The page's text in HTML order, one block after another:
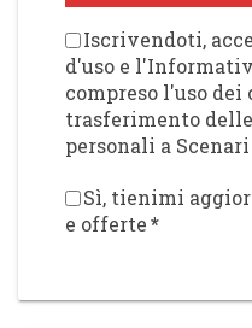
Iscrivendoti,
d'uso e
compreso l'uso dei
trasferimento
personali a
Sì, tienimi
e offerte*